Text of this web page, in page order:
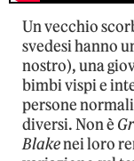
Un vecchio
svedesi hanno
nostro), una
bimbi vispi e
persone
diversi. Non è
Blakenei loro